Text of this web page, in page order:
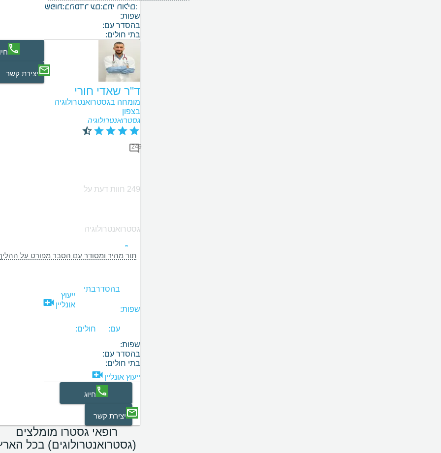
שפות:בהסדר עם:בתי חולים:
שפות:
בהסדר עם:
בתי חולים:
ד"ר שאדי חורי
מומחה בגסטרואנטרולוגיה
בצפון
גסטרואנטרולוגיה
249
249 חוות דעת על
גסטרואנטרולוגיה
תור מהיר ומסודר עם הסבר מפורט על
שפות:
בהסדר
עם:
בתי
חולים:
ייעוץ
אונליין
שפות:
בהסדר עם:
בתי חולים:
ייעוץ אונליין
יצירת קשר
חיוג
יצירת קשר
רופאי גסטרו מומלצים
(גסטרואנטרולוגים) בכל